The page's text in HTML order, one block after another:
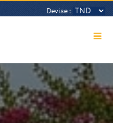
Devise :